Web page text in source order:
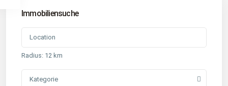
Immobiliensuche
Radius: 12 km
Kategorie